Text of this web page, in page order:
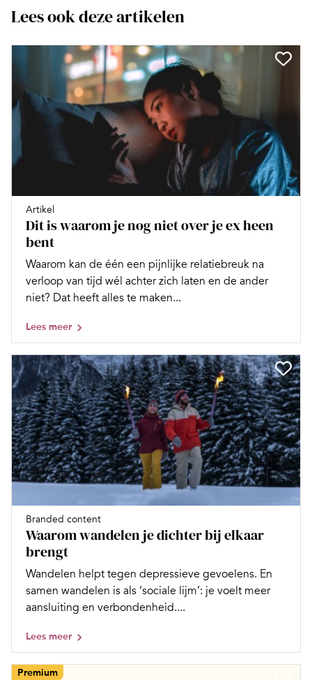
Lees ook deze artikelen
Artikel
Dit is waarom je nog niet over je ex heen
bent
Waarom kan de één een pijnlijke relatiebreuk na
verloop van tijd wél achter zich laten en de ander
niet? Dat heeft alles te maken...
Lees meer
Branded content
Waarom wandelen je dichter bij elkaar
brengt
Wandelen helpt tegen depressieve gevoelens. En
samen wandelen is als ‘sociale lijm’: je voelt meer
aansluiting en verbondenheid....
Lees meer
Premium